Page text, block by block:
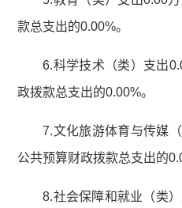
款总支出的0.00%。
6.科学技术（类）支出
政拨款总支出的0.00%。
7.文化旅游体育与传媒
公共预算财政拨款总支出的
8.社会保障和就业（类